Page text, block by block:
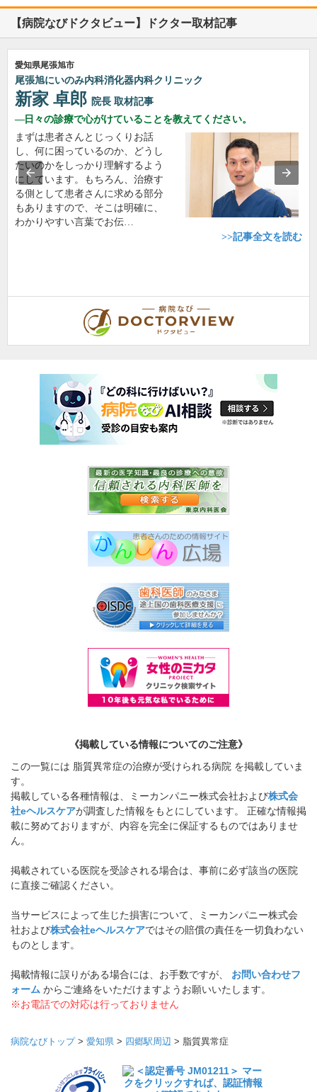
【病院なびドクタビュー】ドクター取材記事
愛知県尾張旭市
尾張旭にいのみ内科消化器内科クリニック
新家 卓郎 院長 取材記事
日々の診療で心がけていることを教えてください。
まずは患者さんとじっくりお話
し、何に困っているのか、どうし
たいのかをしっかり理解するよう
にしています。もちろん、治療す
る側として患者さんに求める部分
もありますので、そこは明確に、
わかりやすい言葉でお伝…
>>記事全文を読む
《掲載している情報についてのご注意》
この一覧には 脂質異常症の治療が受けられる病院 を掲載していま
す。
掲載している各種情報は、ミーカンパニー株式会社および株式会
社eヘルスケアが調査した情報をもとにしています。 正確な情報掲
載に努めておりますが、内容を完全に保証するものではありませ
ん。
掲載されている医院を受診される場合は、事前に必ず該当の医院
に直接ご確認ください。
当サービスによって生じた損害について、ミーカンパニー株式会
社および株式会社eヘルスケアではその賠償の責任を一切負わない
ものとします。
掲載情報に誤りがある場合には、お手数ですが、 お問い合わせフ
ォーム からご連絡をいただけますようお願いいたします。
※お電話での対応は行っておりません
病院なびトップ> 愛知県 > 四郷駅周辺 > 脂質異常症